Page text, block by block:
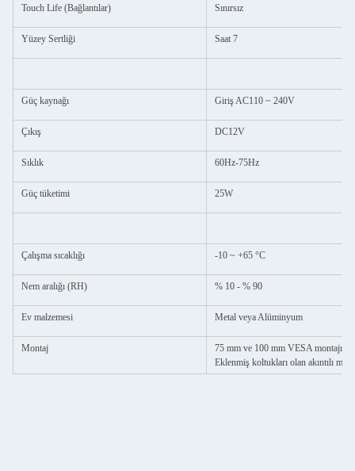
Touch Life (Bağlantılar) Sınırsız
Yüzey Sertliği Saat 7
Güç kaynağı Giriş AC110 ~ 240V
Çıkış DC12V
Sıklık 60Hz-75Hz
Güç tüketimi 25W
Çalışma sıcaklığı -10 ~ +65 °C
Nem aralığı (RH) % 10 - % 90
Ev malzemesi Metal veya Alüminyum
Montaj
75 mm ve 100 mm VESA montajı;
Eklenmiş koltukları olan akıntılı